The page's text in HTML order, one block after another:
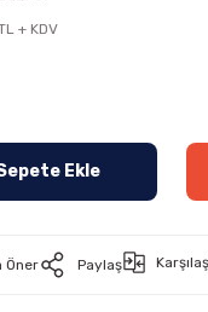
+ KDV
Ekle
Öner Paylaş